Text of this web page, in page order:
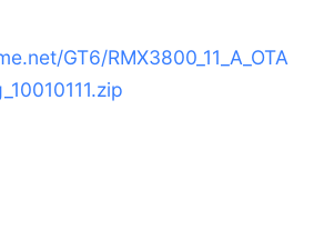
GT6/RMX3800_11_A_OTA